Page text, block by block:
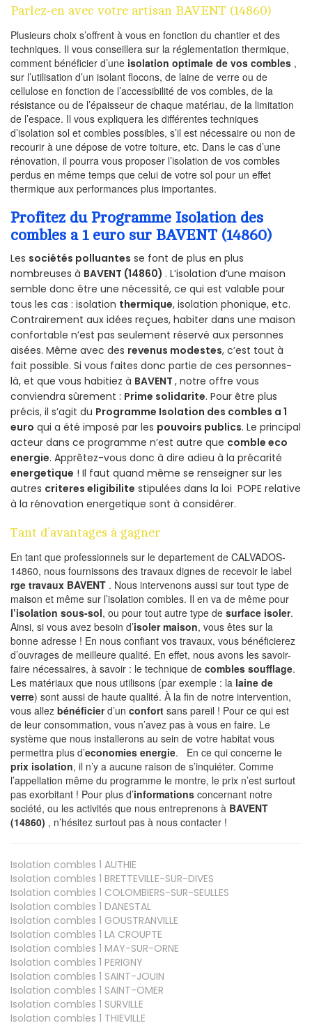
Parlez-en avec votre artisan BAVENT (14860)
Plusieurs choix s’offrent à vous en fonction du chantier et des
techniques. Il vous conseillera sur la réglementation thermique,
comment bénéficier d’une isolation optimale de vos combles ,
sur l’utilisation d’un isolant flocons, de laine de verre ou de
cellulose en fonction de l’accessibilité de vos combles, de la
résistance ou de l’épaisseur de chaque matériau, de la limitation
de l’espace. Il vous expliquera les différentes techniques
d’isolation sol et combles possibles, s’il est nécessaire ou non de
recourir à une dépose de votre toiture, etc. Dans le cas d’une
rénovation, il pourra vous proposer l’isolation de vos combles
perdus en même temps que celui de votre sol pour un effet
thermique aux performances plus importantes.
Profitez du Programme Isolation des
combles a 1 euro sur BAVENT (14860)
Les sociétés polluantes se font de plus en plus
nombreuses à BAVENT (14860) . L’isolation d’une maison
semble donc être une nécessité, ce qui est valable pour
tous les cas : isolation thermique, isolation phonique, etc.
Contrairement aux idées reçues, habiter dans une maison
confortable n’est pas seulement réservé aux personnes
aisées. Même avec des revenus modestes, c’est tout à
fait possible. Si vous faites donc partie de ces personnes-
là, et que vous habitiez à BAVENT , notre offre vous
conviendra sûrement : Prime solidarite. Pour être plus
précis, il s’agit du Programme Isolation des combles a 1
euro qui a été imposé par les pouvoirs publics. Le principal
acteur dans ce programme n’est autre que comble eco
energie. Apprêtez-vous donc à dire adieu à la précarité
energetique ! Il faut quand même se renseigner sur les
autres criteres eligibilite stipulées dans la loi POPE relative
à la rénovation energetique sont à considérer.
Tant d’avantages à gagner
En tant que professionnels sur le departement de CALVADOS-
14860, nous fournissons des travaux dignes de recevoir le label
rge travaux BAVENT . Nous intervenons aussi sur tout type de
maison et même sur l’isolation combles. Il en va de même pour
l’isolation sous-sol, ou pour tout autre type de surface isoler.
Ainsi, si vous avez besoin d’isoler maison, vous êtes sur la
bonne adresse ! En nous confiant vos travaux, vous bénéficierez
d’ouvrages de meilleure qualité. En effet, nous avons les savoir-
faire nécessaires, à savoir : le technique de combles soufflage.
Les matériaux que nous utilisons (par exemple : la laine de
verre) sont aussi de haute qualité. À la fin de notre intervention,
vous allez bénéficierd’un confort sans pareil ! Pour ce qui est
de leur consommation, vous n’avez pas à vous en faire. Le
système que nous installerons au sein de votre habitat vous
permettra plus d’economies energie. En ce qui concerne le
prix isolation, il n’y a aucune raison de s’inquiéter. Comme
l’appellation même du programme le montre, le prix n’est surtout
pas exorbitant ! Pour plus d’informations concernant notre
société, ou les activités que nous entreprenons à BAVENT
(14860) , n’hésitez surtout pas à nous contacter !
Isolation combles 1 AUTHIE
Isolation combles 1 BRETTEVILLE-SUR-DIVES
Isolation combles 1 COLOMBIERS-SUR-SEULLES
Isolation combles 1 DANESTAL
Isolation combles 1 GOUSTRANVILLE
Isolation combles 1 LA CROUPTE
Isolation combles 1 MAY-SUR-ORNE
Isolation combles 1 PERIGNY
Isolation combles 1 SAINT-JOUIN
Isolation combles 1 SAINT-OMER
Isolation combles 1 SURVILLE
Isolation combles 1 THIEVILLE